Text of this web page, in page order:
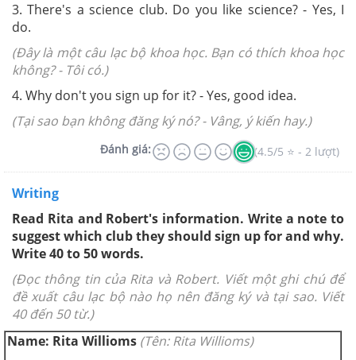
3. There's a science club. Do you like science? - Yes, I
do.
(Đây là một câu lạc bộ khoa học. Bạn có thích khoa học
không? - Tôi có.)
4. Why don't you sign up for it? - Yes, good idea.
(Tại sao bạn không đăng ký nó? - Vâng, ý kiến hay.)
Đánh giá: (4.5/5 ⭐ - 2 lượt)
Writing
Read Rita and Robert's information. Write a note to
suggest which club theyshould sign up for and why.
Write 40 to 50 words.
(Đọc thông tin của Rita và Robert. Viết một ghi chú để
đề xuất câu lạc bộ nào họ nên đăng ký và tại sao. Viết
40 đến 50 từ.)
Name: Rita Willioms (Tên: Rita Willioms)